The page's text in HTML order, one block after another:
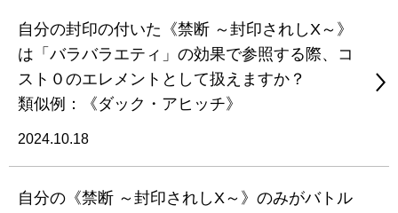
自分の封印の付いた《禁断 ～封印されしX～》
は「バラバラエティ」の効果で参照する際、コ
スト０のエレメントとして扱えますか？
類似例：《ダック・アヒッチ》
2024.10.18
自分の《禁断 ～封印されしX～》のみがバトル